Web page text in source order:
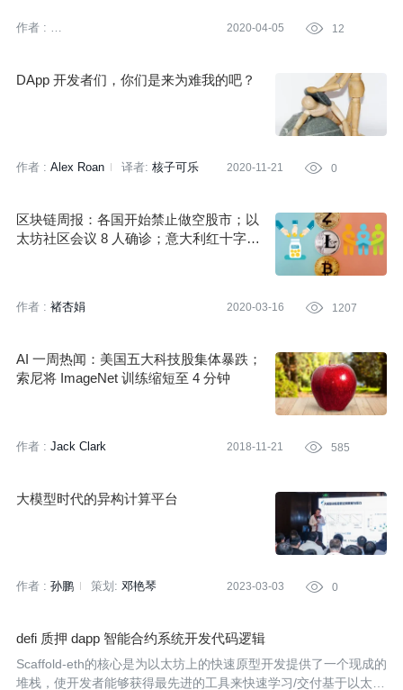
作者 :
2020-04-05  12
DApp 开发者们，你们是来为难我的吧？
作者 : Alex Roan 译者: 核子可乐
2020-11-21  0
区块链周报：各国开始禁止做空股市；以
太坊社区会议 8 人确诊；意大利红十字会
作者 : 褚杏娟 2020-03-16  1207
AI 一周热闻：美国五大科技股集体暴跌；
索尼将 ImageNet 训练缩短至 4 分钟
作者 : Jack Clark 2018-11-21  585
大模型时代的异构计算平台
作者 : 孙鹏 策划: 邓艳琴 2023-03-03  0
defi 质押 dapp 智能合约系统开发代码逻辑
Scaffold-eth的核心是为以太坊上的快速原型开发提供了一个现成的
堆栈，使开发者能够获得最先进的工具来快速学习/交付基于以太坊